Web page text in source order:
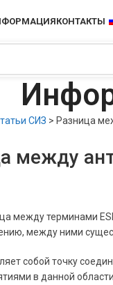
КОНТАКТЫ
СИЗ > Разница
между
между терминами
между ними
собой точку
в данной